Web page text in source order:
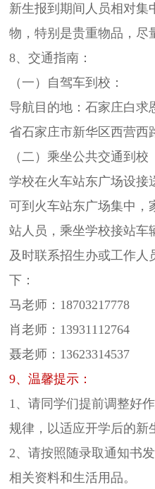
新生报到期间人员相对集
物，特别是贵重物品，尽
8、交通指南：
（一）自驾车到校：
导航目的地：石家庄白求
省石家庄市新华区西营西
（二）乘坐公共交通到校
学校在火车站东广场设接
可到火车站东广场集中，
站人员，乘坐学校接站车
及时联系招生办或工作人
下：
马老师：18703217778
肖老师：13931112764
聂老师：13623314537
9、温馨提示：
1、请同学们提前调整好
规律，以适应开学后的新
2、请按照随录取通知书
相关资料和生活用品。